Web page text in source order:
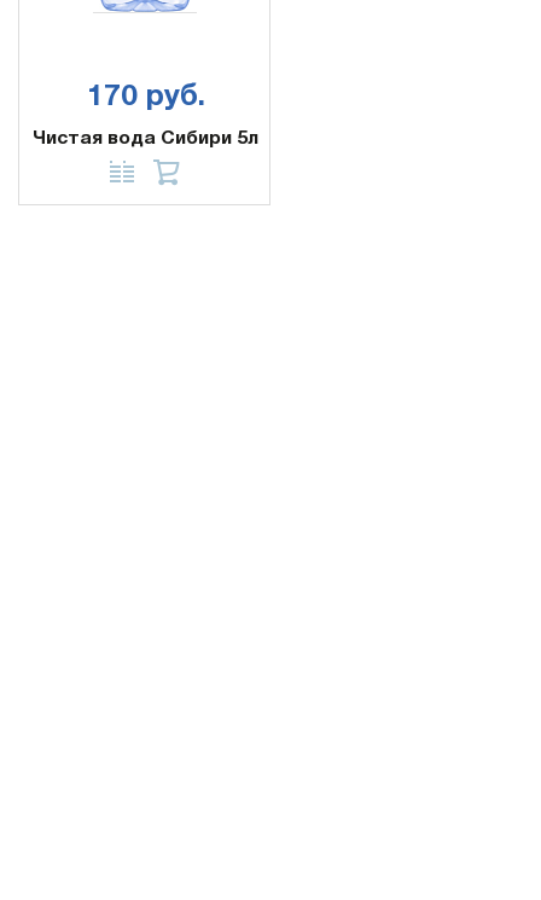
170 руб.
Чистая вода Сибири 5л